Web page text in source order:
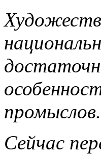
промыслов.
Сейчас